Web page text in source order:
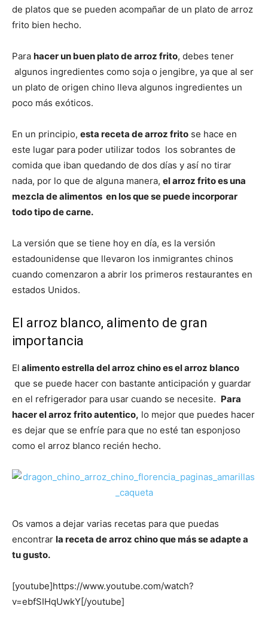
|
Receta
Online
Recetas
Fáciles
de platos que se pueden acompañar de un plato de arroz
frito bien hecho.
Para hacer un buen plato de arroz frito, debes tener
algunos ingredientes como soja o jengibre, ya que al ser
un plato de origen chino lleva algunos ingredientes un
poco más exóticos.
En un principio, esta receta de arroz frito se hace en
este lugar para poder utilizar todos los sobrantes de
comida que iban quedando de dos días y así no tirar
nada, por lo que de alguna manera, el arroz frito es una
mezcla de alimentos en los que se puede incorporar
todo tipo de carne.
La versión que se tiene hoy en día, es la versión
estadounidense que llevaron los inmigrantes chinos
cuando comenzaron a abrir los primeros restaurantes en
estados Unidos.
El arroz blanco, alimento de gran
importancia
El alimento estrella del arroz chino es el arroz blanco
que se puede hacer con bastante anticipación y guardar
en el refrigerador para usar cuando se necesite. Para
hacer el arroz frito autentico, lo mejor que puedes hacer
es dejar que se enfríe para que no esté tan esponjoso
como el arroz blanco recién hecho.
Os vamos a dejar varias recetas para que puedas
encontrar la receta de arroz chino que más se adapte a
tu gusto.
[youtube]https://www.youtube.com/watch?
v=ebfSIHqUwkY[/youtube]